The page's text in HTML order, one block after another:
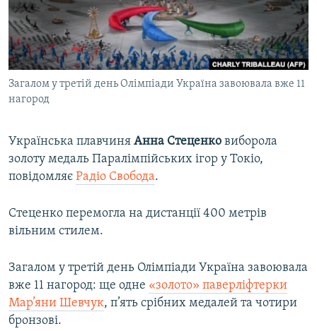
ВІДЕОУРОКИ «ELIFBE»
СВІДЧЕННЯ ОКУПАЦІЇ
УКРАЇНСЬКА ПРОБЛЕМА КРИМУ
ІНФОГРАФІКА
Русский
Qırımtatar
ДОЛУЧАЙСЯ!
Усі сайти RFE/RL
Загалом у третій день Олімпіади Україна завоювала вже 11
нагород
Українська плавчиня Анна Стеценко виборола
золоту медаль Паралімпійських ігор у Токіо,
повідомляє Радіо Свобода.
Стеценко перемогла на дистанції 400 метрів
вільним стилем.
Загалом у третій день Олімпіади Україна завоювала
вже 11 нагород: ще одне «золото» паверліфтерки
Мар’яни Шевчук, п’ять срібних медалей та чотири
бронзові.